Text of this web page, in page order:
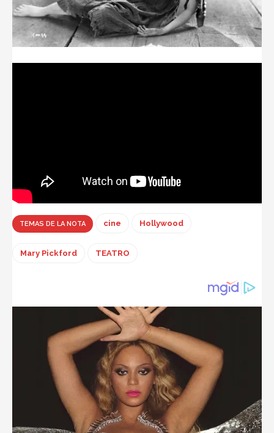
TEMAS DE LA NOTA cine Hollywood
Mary Pickford TEATRO